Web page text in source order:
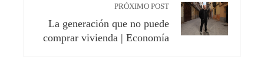
PRÓXIMO POST
La generación que no puede
comprar vivienda | Economía